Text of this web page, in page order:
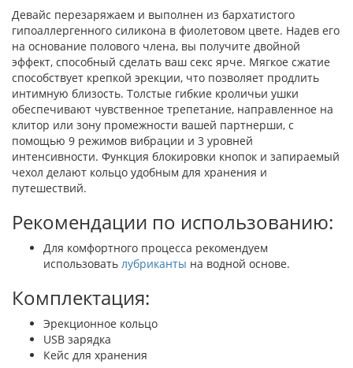
Девайс перезаряжаем и выполнен из бархатистого
гипоаллергенного силикона в фиолетовом цвете. Надев его
на основание полового члена, вы получите двойной
эффект, способный сделать ваш секс ярче. Мягкое сжатие
способствует крепкой эрекции, что позволяет продлить
интимную близость. Толстые гибкие кроличьи ушки
обеспечивают чувственное трепетание, направленное на
клитор или зону промежности вашей партнерши, с
помощью 9 режимов вибрации и 3 уровней
интенсивности. Функция блокировки кнопок и запираемый
чехол делают кольцо удобным для хранения и
путешествий.
Рекомендации по использованию:
Для комфортного процесса рекомендуем
использовать лубриканты на водной основе.
Комплектация:
Эрекционное кольцо
USB зарядка
Кейс для хранения